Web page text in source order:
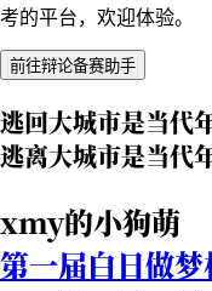
考的平台，欢迎体验。
前往辩论备赛助手
逃回大城市是当代
逃离大城市是当代
xmy的小狗萌
第一届白日做梦